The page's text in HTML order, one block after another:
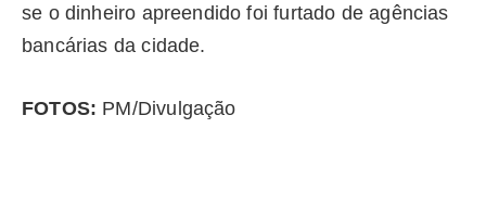
se o dinheiro apreendido foi furtado de agências
bancárias da cidade.
FOTOS: PM/Divulgação